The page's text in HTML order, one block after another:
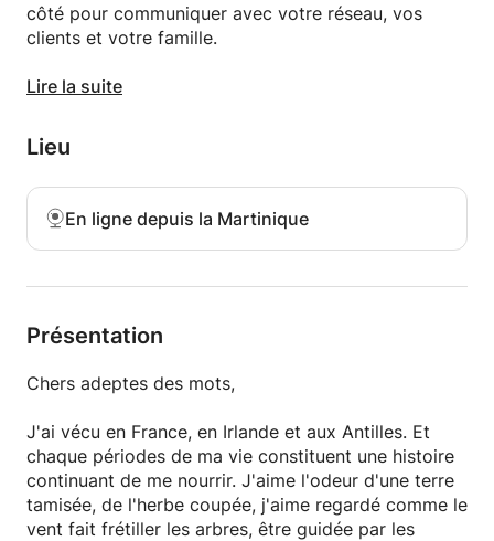
côté pour communiquer avec votre réseau, vos
clients et votre famille.
Artiste, lyriciste et auteur, je vous accompagne dans
de revisiter vos lacunes avec sérénité et amusement
pour atteindre l'autonomie dans cette pratique.
L'écriture est un jeu auquel vous pourriez prendre
goût !
Qu'il s'agisse de vous ou de votre enfant, je suis en
mesure de proposer des cours de langues
français et en anglais. Mais également, de libérer
qu'il s'agisse de débuter votre premier roman, votre
votre entreprise ou de votre campagne
crowdfunding, booster votre promotion artistique
ou tout simplement pour apprendre à mieux
communiquer avec vos proches.
Lire la suite
Lieu
En ligne depuis la Martinique
Présentation
Chers adeptes des mots,
J'ai vécu en France, en Irlande et aux Antilles. Et
chaque périodes de ma vie constituent une histoire
continuant de me nourrir. J'aime l'odeur d'une terre
tamisée, de l'herbe coupée, j'aime regardé comme le
vent fait frétiller les arbres, être guidée par les